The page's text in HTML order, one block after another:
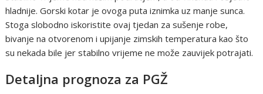
hladnije. Gorski kotar je ovoga puta iznimka uz manje sunca.
Stoga slobodno iskoristite ovaj tjedan za sušenje robe,
bivanje na otvorenom i upijanje zimskih temperatura kao što
su nekada bile jer stabilno vrijeme ne može zauvijek potrajati.
Detaljna prognoza za PGŽ